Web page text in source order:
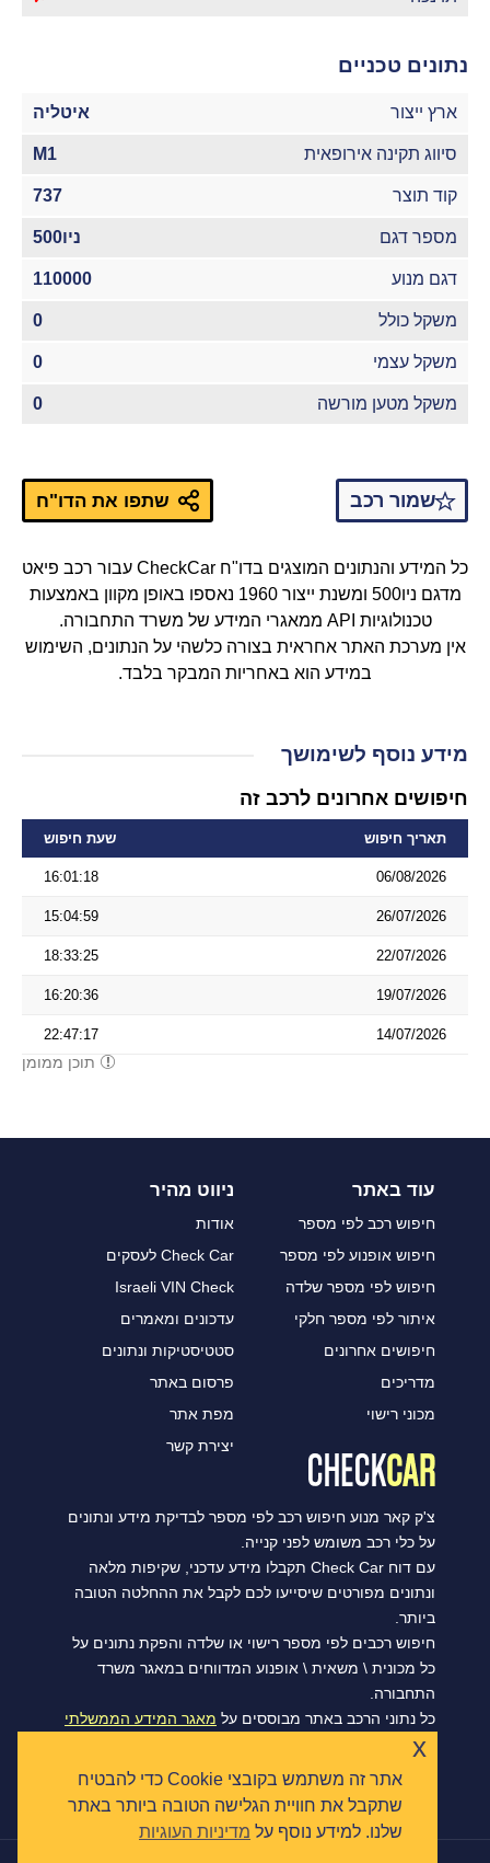
נתונים טכניים
ארץ ייצור איטליה
סיווג תקינה אירופאית M1
קוד תוצר 737
מספר דגם ניו500
דגם מנוע 110000
משקל כולל 0
משקל עצמי 0
משקל מטען מורשה 0
שמור רכב שתפו את הדו"ח
כל המידע והנתונים המוצגים בדו"ח CheckCar עבור רכב פיאט
מדגם ניו500 ומשנת ייצור 1960 נאספו באופן מקוון באמצעות
טכנולוגיות API ממאגרי המידע של משרד התחבורה.
אין מערכת האתר אחראית בצורה כלשהי על הנתונים, השימוש
במידע הוא באחריות המבקר בלבד.
מידע נוסף לשימושך
חיפושים אחרונים לרכב זה
תאריך חיפוש שעת חיפוש
06/08/2026
16:01:18
26/07/2026
15:04:59
22/07/2026
18:33:25
19/07/2026
16:20:36
14/07/2026
22:47:17
תוכן ממומן
עוד באתר
חיפוש רכב לפי מספר
חיפוש אופנוע לפי מספר
חיפוש לפי מספר שלדה
איתור לפי מספר חלקי
חיפושים אחרונים
מדריכים
מכוני רישוי
ניווט מהיר
אודות
Check Car לעסקים
Israeli VIN Check
עדכונים ומאמרים
סטטיסטיקות ונתונים
פרסום באתר
מפת אתר
יצירת קשר
צ'ק קאר מנוע חיפוש רכב לפי מספר לבדיקת מידע ונתונים
על כלי רכב משומש לפני קנייה.
עם דוח Check Car תקבלו מידע עדכני, שקיפות מלאה
ונתונים מפורטים שיסייעו לכם לקבל את ההחלטה הטובה
ביותר.
חיפוש רכבים לפי מספר רישוי או שלדה והפקת נתונים על
כל מכונית \ משאית \ אופנוע המדווחים במאגר משרד
התחבורה.
כל נתוני הרכב באתר מבוססים על מאגר המידע הממשלתי
הפתוח של משרד התחבורה, ומסתנכרנים מדי יום.
אתר זה משתמש בקובצי Cookie כדי להבטיח
שתקבל את חוויית הגלישה הטובה ביותר באתר
שלנו. למידע נוסף על מדיניות העוגיות
x